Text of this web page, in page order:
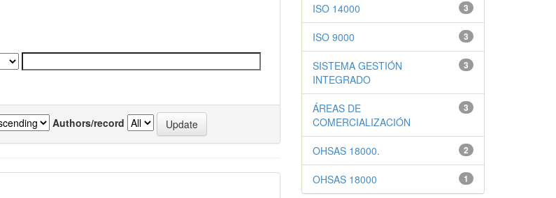
Authors/record
3
ISO 14000
3
ISO 9000
3
SISTEMA GESTIÓN
INTEGRADO
3
ÁREAS DE
COMERCIALIZACIÓN
2
OHSAS 18000.
1
OHSAS 18000